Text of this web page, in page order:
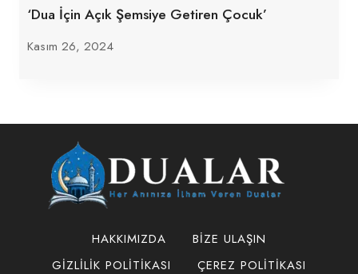
‘Dua İçin Açık Şemsiye Getiren Çocuk’
Kasım 26, 2024
HAKKIMIZDA
BIZE ULAŞIN
GIZLILIK POLITIKASI
ÇEREZ POLITIKASI